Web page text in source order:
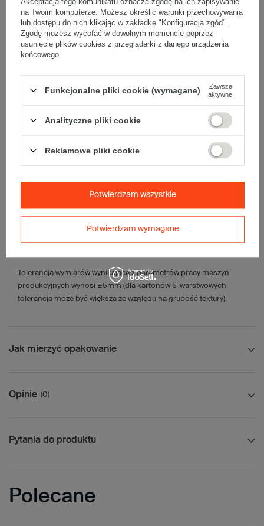
Wymiary
• zewnętrzne:700x400x150 mm
• wewnętrzne:687x387x124 mm
• pojemność:32 l
• fala:
BC
• gramatura:560 g/m2
• kolor: Szary
• waga jednostkowa (+/-5%):646 g
• typ fefco:F0201
Karton nadaje się do pakowania wysyłek kurierskich:
• Pocztex XL
Tolerancja wymiarów wynikająca z parametrów pracy maszyn
produkcyjnych wynosi ±5mm (dla kartonów 5-warstwowych
tolerancja może być większa ze względu na grubość tektury).
Jak mierzyć opakowanie
Opinie (0)
Pytania do produktu
Polecane
na Twoim komputerze. Możesz określić warunki przechowywania
lub dostępu do nich klikając w zakładkę "Konfiguracja zgód".
Zgodę możesz wycofać w dowolnym momencie poprzez
usunięcie plików cookies z przeglądarki z danego urządzenia
końcowego.
Funkcjonalne pliki cookie (wymagane)
Zawsze
aktywne
Analityczne pliki cookie
Reklamowe pliki cookie
Potwierdzam wymagane
Potwierdzam wszystkie